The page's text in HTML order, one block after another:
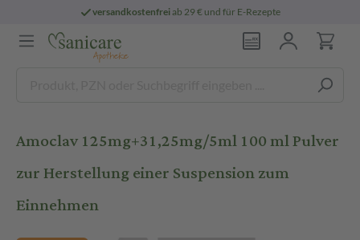
versandkostenfreiab 29 € und für E-Rezepte
Amoclav 125mg+31,25mg/5ml 100 ml Pulver
zur Herstellung einer Suspension zum
Einnehmen